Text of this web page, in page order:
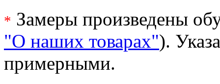
* Замеры произведены
"О наших товарах").
примерными.